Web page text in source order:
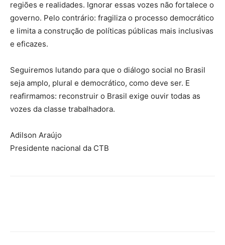
regiões e realidades. Ignorar essas vozes não fortalece o
governo. Pelo contrário: fragiliza o processo democrático
e limita a construção de políticas públicas mais inclusivas
e eficazes.
Seguiremos lutando para que o diálogo social no Brasil
seja amplo, plural e democrático, como deve ser. E
reafirmamos: reconstruir o Brasil exige ouvir todas as
vozes da classe trabalhadora.
Adilson Araújo
Presidente nacional da CTB